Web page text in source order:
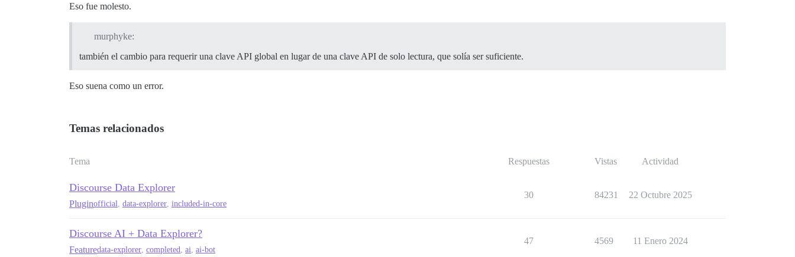
Eso fue molesto.
murphyke:
también el cambio para requerir una clave API global en lugar de una clave API de solo lectura, que solía ser suficiente.
Eso suena como un error.
Temas relacionados
Tema Respuestas Vistas Actividad
Discourse Data Explorer
Pluginofficial, data-explorer, included-in-core
30 84231 22 Octubre 2025
Discourse AI + Data Explorer?
Featuredata-explorer, completed, ai, ai-bot
47 4569 11 Enero 2024